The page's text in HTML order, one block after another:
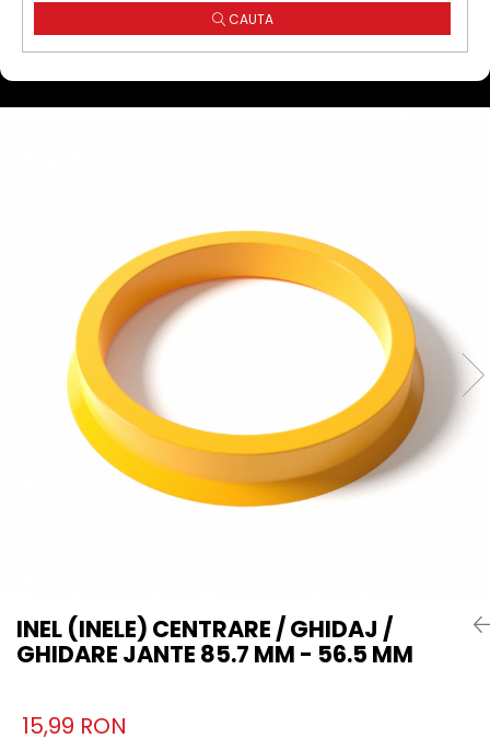
CAUTA
INEL (INELE) CENTRARE / GHIDAJ /
GHIDARE JANTE 85.7 MM - 56.5 MM
15,99 RON